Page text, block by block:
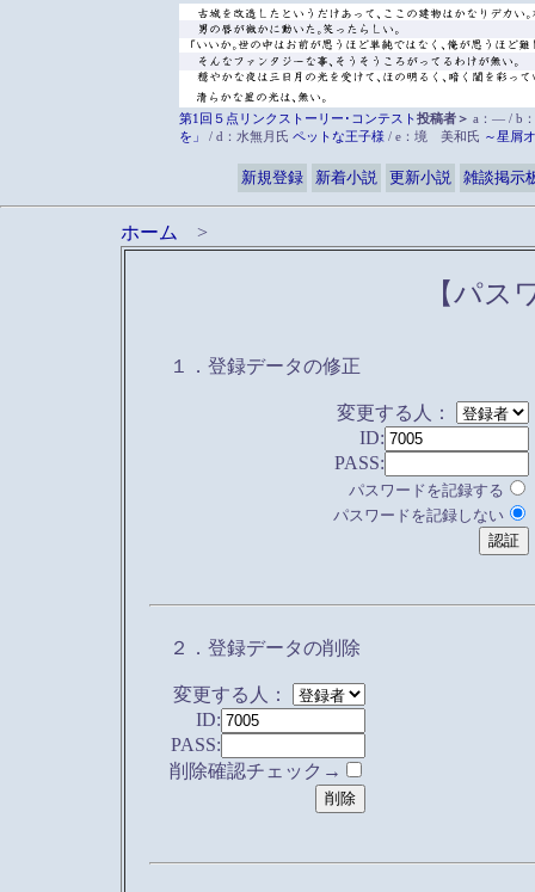
第1回５点リンクストーリー･コンテスト投稿者＞ a：― / b
を」
/ d：水無月氏 ペットな王子様 / e：境 美和氏 ～星屑
新規登録 新着小説 更新小説 雑談掲示
ホーム >
【パス
１．登録データの修正
変更する人：
ID:
PASS:
パスワードを記録する
パスワードを記録しない
２．登録データの削除
変更する人：
ID:
PASS:
削除確認チェック→